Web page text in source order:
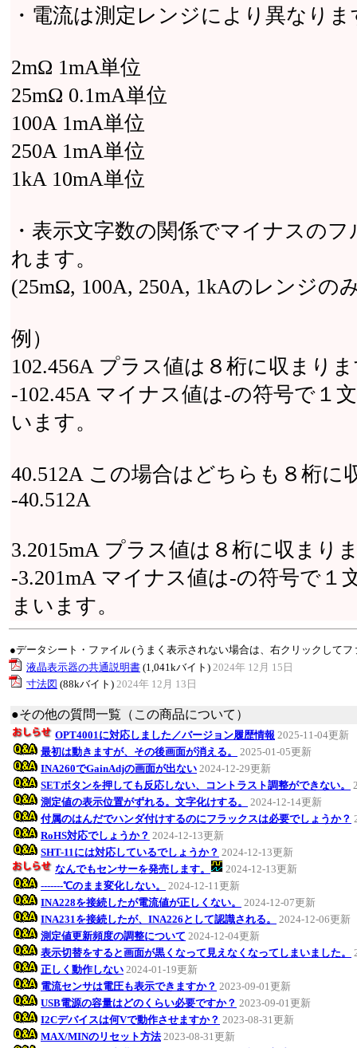
・電流は測定レンジにより異なり
2mΩ 1mA単位
25mΩ 0.1mA単位
100A 1mA単位
250A 1mA単位
1kA 10mA単位
・表示文字数の関係でマイナスの
れます。
(25mΩ, 100A, 250A, 1kAのレンジの
例）
102.456A プラス値は８桁に収まり
-102.45A マイナス値は-の符号で１
います。
40.512A この場合はどちらも８桁に
-40.512A
3.2015mA プラス値は８桁に収まり
-3.201mA マイナス値は-の符号で１
まいます。
●データシート・ファイル (うまく表示されない場合は、右クリックして
液晶表示器の共通説明書 (1,041kバイト) 2024年 12月 15日
寸法図 (88kバイト) 2024年 12月 13日
●その他の質問一覧（この商品について）
OPT4001に対応しました／バージョン履歴情報 2025-11-04更新
最初は動きますが、その後画面が消える。
2025-01-05更新
INA260でGainAdjの画面が出ない 2024-12-29更新
SETボタンを押しても反応しない、コントラスト調整ができない。
測定値の表示位置がずれる。文字化けする。
2024-12-14更新
付属のはんだでハンダ付けするのにフラックスは必要でしょうか？
RoHS対応でしょうか？ 2024-12-13更新
SHT-11には対応しているでしょうか？ 2024-12-13更新
なんでもセンサーを発売します。
2024-12-13更新
-------℃のまま変化しない。
2024-12-11更新
INA228を接続したが電流値が正しくない。
2024-12-07更新
INA231を接続したが、INA226として認識される。
2024-12-06更新
測定値更新頻度の調整について 2024-12-04更新
表示切替をすると画面が黒くなって見えなくなってしまいました。
正しく動作しない 2024-01-19更新
電流センサは電圧も表示できますか？ 2023-09-01更新
USB電源の容量はどのくらい必要ですか？ 2023-09-01更新
I2Cデバイスは何Vで動作させますか？ 2023-08-31更新
MAX/MINのリセット方法 2023-08-31更新